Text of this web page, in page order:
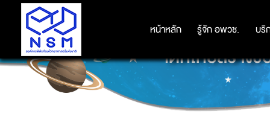
หน้าหลัก รู้จัก อพวช. บริ
หน้าหลัก รู้จัก อพวช. บริ
เด็กไทยสร้าง